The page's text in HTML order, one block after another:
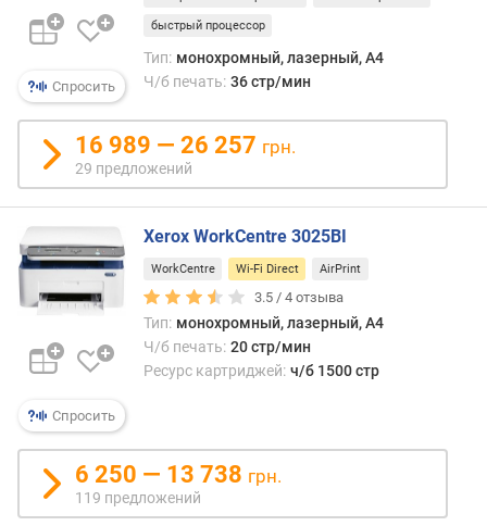
с
ц
е
т
н
о
г
о
а
р
р
д
ж
(
с
т
р
)
Спросить
быстрый процессор
Тип: монохромный, лазерный, A4
Ч/б печать: 36 стр/мин
16 989 — 26 257 грн.
29 предложений
Спросить
Xerox WorkCentre 3025BI
WorkCentre Wi-Fi Direct AirPrint
3.5 /4 отзыва
Тип: монохромный, лазерный, A4
Ч/б печать: 20 стр/мин
Ресурс картриджей: ч/б 1500 стр
6 250 — 13 738 грн.
119 предложений